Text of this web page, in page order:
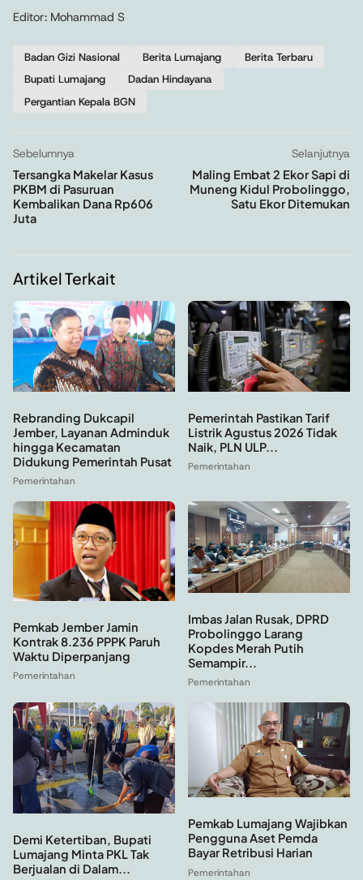
Editor: Mohammad S
Badan Gizi Nasional Berita Lumajang
Berita Terbaru
Bupati Lumajang
Dadan Hindayana
Pergantian Kepala BGN
Sebelumnya
Tersangka Makelar Kasus
PKBM di Pasuruan
Kembalikan Dana Rp606
Juta
Selanjutnya
Maling Embat 2 Ekor Sapi di
Muneng Kidul Probolinggo,
Satu Ekor Ditemukan
Artikel Terkait
Rebranding Dukcapil
Jember, Layanan Adminduk
hingga Kecamatan
Didukung Pemerintah Pusat
Pemerintahan
Pemerintah Pastikan Tarif
Listrik Agustus 2026 Tidak
Naik, PLN ULP...
Pemerintahan
Pemkab Jember Jamin
Kontrak 8.236 PPPK Paruh
Waktu Diperpanjang
Pemerintahan
Imbas Jalan Rusak, DPRD
Probolinggo Larang
Kopdes Merah Putih
Semampir...
Pemerintahan
Demi Ketertiban, Bupati
Lumajang Minta PKL Tak
Berjualan di Dalam...
Pemkab Lumajang Wajibkan
Pengguna Aset Pemda
Bayar Retribusi Harian
Pemerintahan